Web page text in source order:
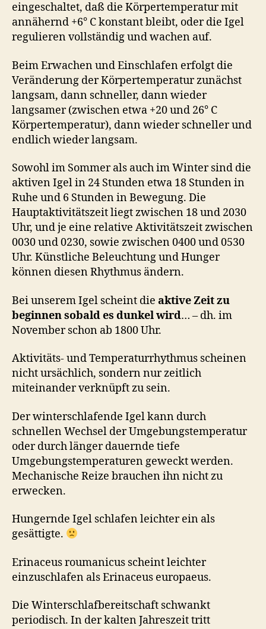
eingeschaltet, daß die Körpertemperatur mit
annähernd +6° C konstant bleibt, oder die Igel
regulieren vollständig und wachen auf.
Beim Erwachen und Einschlafen erfolgt die
Veränderung der Körpertemperatur zunächst
langsam, dann schneller, dann wieder
langsamer (zwischen etwa +20 und 26° C
Körpertemperatur), dann wieder schneller und
endlich wieder langsam.
Sowohl im Sommer als auch im Winter sind die
aktiven Igel in 24 Stunden etwa 18 Stunden in
Ruhe und 6 Stunden in Bewegung. Die
Hauptaktivitätszeit liegt zwischen 18 und 2030
Uhr, und je eine relative Aktivitätszeit zwischen
0030 und 0230, sowie zwischen 0400 und 0530
Uhr. Künstliche Beleuchtung und Hunger
können diesen Rhythmus ändern.
Bei unserem Igel scheint die aktive Zeit zu
beginnen sobald es dunkel wird… – dh. im
November schon ab 1800 Uhr.
Aktivitäts- und Temperaturrhythmus scheinen
nicht ursächlich, sondern nur zeitlich
miteinander verknüpft zu sein.
Der winterschlafende Igel kann durch
schnellen Wechsel der Umgebungstemperatur
oder durch länger dauernde tiefe
Umgebungstemperaturen geweckt werden.
Mechanische Reize brauchen ihn nicht zu
erwecken.
Hungernde Igel schlafen leichter ein als
gesättigte.
Erinaceus roumanicus scheint leichter
einzuschlafen als Erinaceus europaeus.
Die Winterschlafbereitschaft schwankt
periodisch. In der kalten Jahreszeit tritt